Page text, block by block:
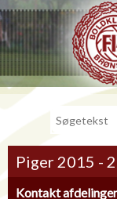
Piger 2015 -
Kontakt